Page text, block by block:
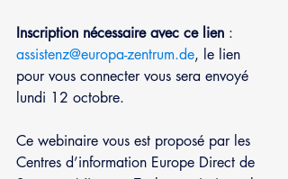
Inscription nécessaire avec ce lien :
assistenz@europa-zentrum.de, le lien
pour vous connecter vous sera envoyé
lundi 12 octobre.
Ce webinaire vous est proposé par les
Centres d’information Europe Direct de